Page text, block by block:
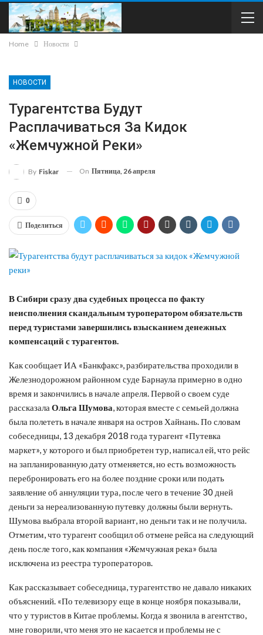
Home Новости
НОВОСТИ
Турагентства Будут
Расплачиваться За Кидок
«Жемчужной Реки»
By Fiskar On Пятница, 26 апреля
0
Поделиться
В Сибири сразу два судебных процесса по факту
неисполнения скандальным туроператором обязательств
перед туристами завершились взысканием денежных
компенсаций с турагентов.
Как сообщает ИА «Банкфакс», разбирательства проходили в
Железнодорожном районном суде Барнаула примерно в одно
время и закончились в начале апреля. Первой о своем суде
рассказала Ольга Шумова, которая вместе с семьей должна
была полететь в начале января на остров Хайнань. По словам
собеседницы, 13 декабря 2018 года турагент «Путевка
маркет», у которого и был приобретен тур, написал ей, что рейс
на запланированную дату отменяется, но есть возможность
перебронировать его на более поздние сроки или подать
заявление об аннуляции тура, после чего в течение 30 дней
деньги за нереализованную путевку должны были вернуть.
Шумова выбрала второй вариант, но деньги так и не получила.
Отметим, что турагент сообщил об отмене рейса на следующий
день после того, как компания «Жемчужная река» была
исключена из реестра туроператоров.
Как рассказывает собеседница, турагентство не давало никаких
объяснений. «По телевизору еще в конце ноября показывали,
что у туристов в Китае проблемы. Когда я звонила в агентство,
мне говорили, что меня это не касается и проблемы не с